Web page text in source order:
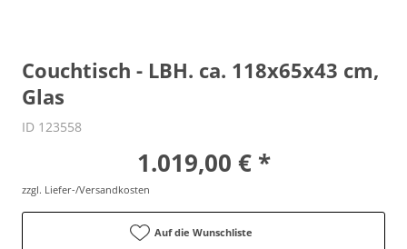
Couchtisch - LBH. ca. 118x65x43 cm,
Glas
ID 123558
1.019,00 € *
zzgl. Liefer-/Versandkosten
Auf die Wunschliste